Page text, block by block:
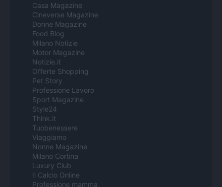
Casa Magazine
Cineverse Magazine
Donne Magazine
Food Blog
Milano Notizie
Motor Magazine
Notizie.it
Offerte Shopping
Pet Story
Professione Lavoro
Sport Magazine
Style24
Think.it
Tuobenessere
Viaggiamo
Nonne Magazine
Milano Cortina
Luxury Club
Il Calcio Online
Professione mamma